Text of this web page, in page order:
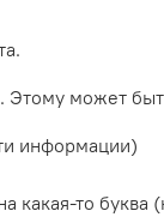
может
информации)
то буква